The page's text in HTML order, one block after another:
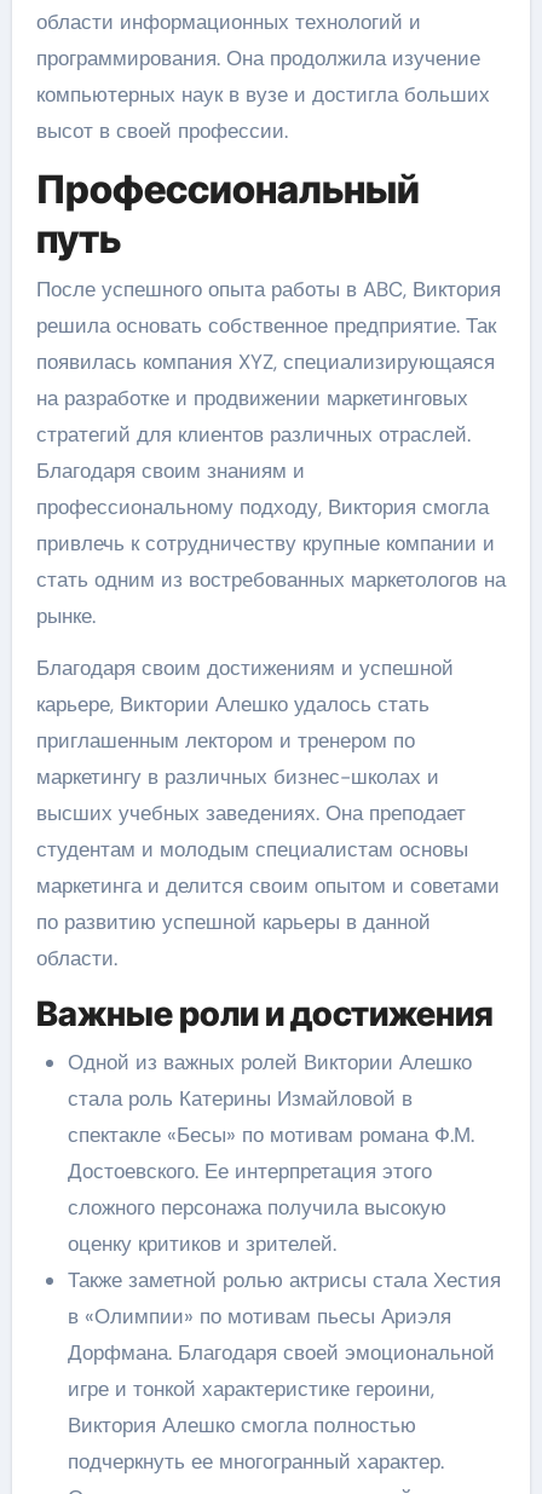
области информационных технологий и
программирования. Она продолжила изучение
компьютерных наук в вузе и достигла больших
высот в своей профессии.
Профессиональный
путь
После успешного опыта работы в ABC, Виктория
решила основать собственное предприятие. Так
появилась компания XYZ, специализирующаяся
на разработке и продвижении маркетинговых
стратегий для клиентов различных отраслей.
Благодаря своим знаниям и
профессиональному подходу, Виктория смогла
привлечь к сотрудничеству крупные компании и
стать одним из востребованных маркетологов на
рынке.
Благодаря своим достижениям и успешной
карьере, Виктории Алешко удалось стать
приглашенным лектором и тренером по
маркетингу в различных бизнес-школах и
высших учебных заведениях. Она преподает
студентам и молодым специалистам основы
маркетинга и делится своим опытом и советами
по развитию успешной карьеры в данной
области.
Важные роли и достижения
Одной из важных ролей Виктории Алешко
стала роль Катерины Измайловой в
спектакле «Бесы» по мотивам романа Ф.М.
Достоевского. Ее интерпретация этого
сложного персонажа получила высокую
оценку критиков и зрителей.
Также заметной ролью актрисы стала Хестия
в «Олимпии» по мотивам пьесы Ариэля
Дорфмана. Благодаря своей эмоциональной
игре и тонкой характеристике героини,
Виктория Алешко смогла полностью
подчеркнуть ее многогранный характер.